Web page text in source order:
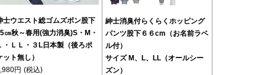
士ウエスト総ゴムズボン股下
㎝秋～春用(強力消臭)S・М・
・ＬＬ・３L日本製（後ろポ
ット無し）
円 (税込)
紳士消臭付らくらくホッピング
パンツ股下６６cm（お名前ラベ
ル付）
サイズ M、L、LL（オールシー
ズン）